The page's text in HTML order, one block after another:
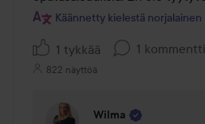
Käännetty kielestä norjalainen
1 tykkää 1 kommentti
822 näyttöä
Wilma